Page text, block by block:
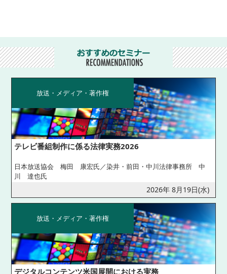
放送・メディア・著作権
テレビ番組制作に係る法律実務2026
日本放送協会 梅田 康宏氏／染井・前田・中川法律事務所 中
川 達也氏
2026年 8月19日(水)
放送・メディア・著作権
デジタルコンテンツ米国展開における実務